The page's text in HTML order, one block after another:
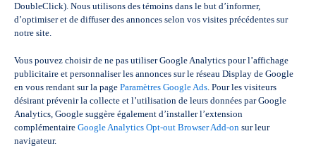
DoubleClick). Nous utilisons des témoins dans le but d’informer,
d’optimiser et de diffuser des annonces selon vos visites précédentes sur
notre site.
Vous pouvez choisir de ne pas utiliser Google Analytics pour l’affichage
publicitaire et personnaliser les annonces sur le réseau Display de Google
en vous rendant sur la page Paramètres Google Ads. Pour les visiteurs
désirant prévenir la collecte et l’utilisation de leurs données par Google
Analytics, Google suggère également d’installer l’extension
complémentaire Google Analytics Opt-out Browser Add-on sur leur
navigateur.